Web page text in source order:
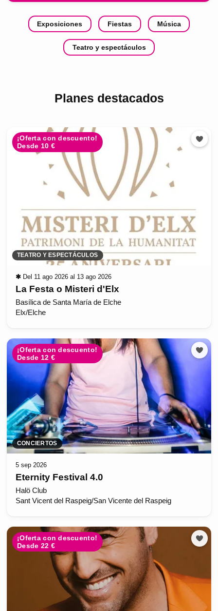
Exposiciones Fiestas Música
Teatro y espectáculos
Planes destacados
¡Oferta con descuento!
Desde 10 €
TEATRO Y ESPECTÁCULOS
✱ Del 11 ago 2026 al 13 ago 2026
La Festa o Misteri d'Elx
Basílica de Santa María de Elche
Elx/Elche
¡Oferta con descuento!
Desde 12 €
CONCIERTOS
5 sep 2026
Eternity Festival 4.0
Halö Club
Sant Vicent del Raspeig/San Vicente del Raspeig
¡Oferta con descuento!
Desde 22 €